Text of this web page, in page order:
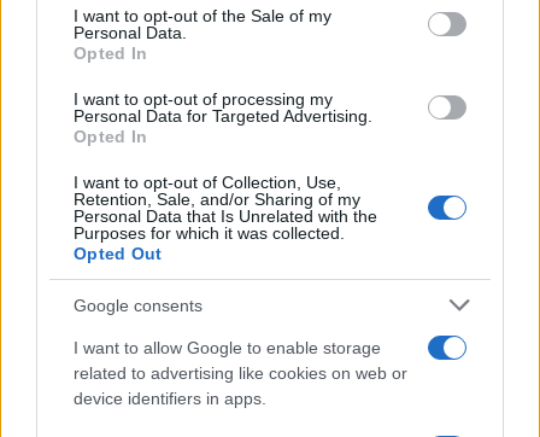
consent section.
I want to opt-out of the Sale of my
Personal Data.
Opted In
I want to opt-out of processing my
Personal Data for Targeted Advertising.
Opted In
I want to opt-out of Collection, Use,
Retention, Sale, and/or Sharing of my
Personal Data that Is Unrelated with the
Purposes for which it was collected.
Opted Out
Google consents
I want to allow Google to enable storage
related to advertising like cookies on web or
device identifiers in apps.